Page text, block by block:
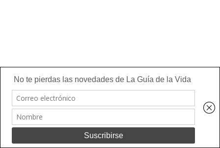
Utilizo cookies para asegurar que doy la mejor experiencia al
usuario en mi sitio web. Si continúa utilizando este sitio asumo
Ok
Leer más